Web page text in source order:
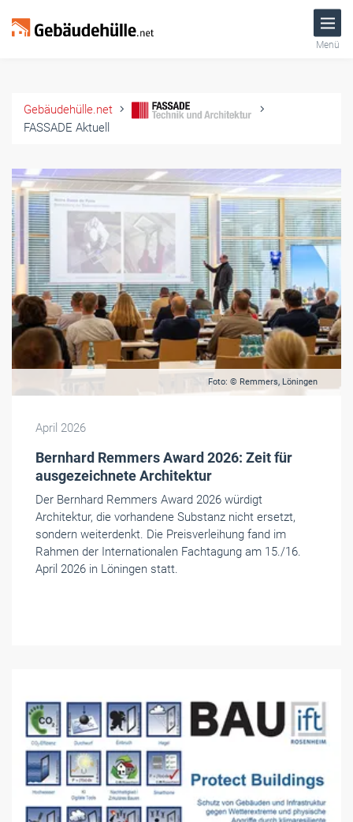
Menü
Gebäudehülle.net
FASSADE Aktuell
Foto: © Remmers, Löningen
April 2026
Bernhard Remmers Award 2026: Zeit für
ausgezeichnete Architektur
Der Bernhard Remmers Award 2026 würdigt
Architektur, die vorhandene Substanz nicht ersetzt,
sondern weiterdenkt. Die Preisverleihung fand im
Rahmen der Internationalen Fachtagung am 15./16.
April 2026 in Löningen statt.